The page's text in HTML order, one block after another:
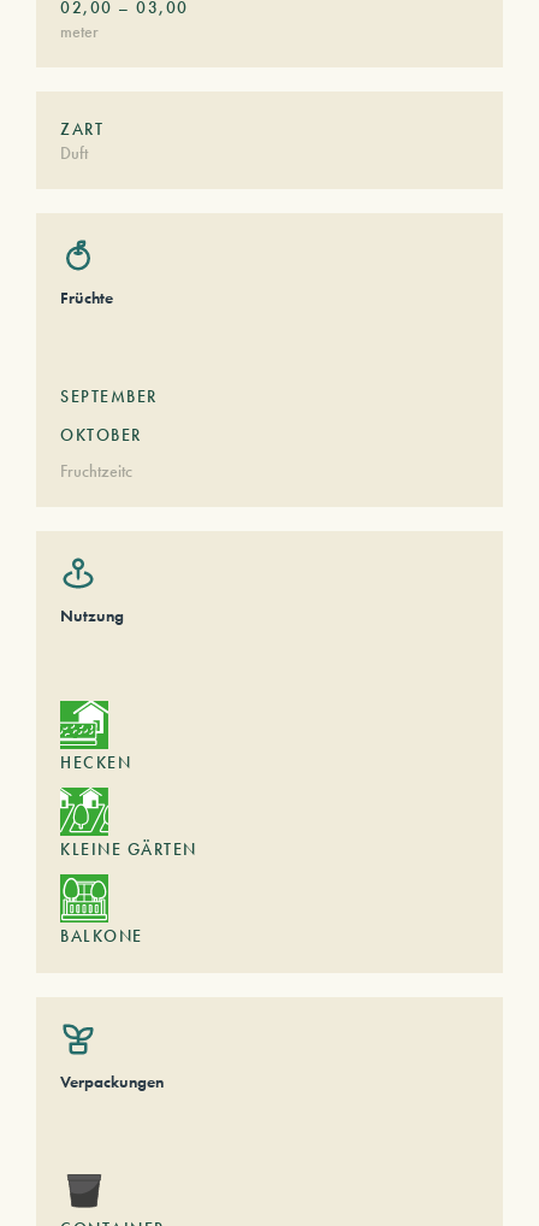
02,00 – 03,00
meter
ZART
Duft
Früchte
SEPTEMBER
OKTOBER
Fruchtzeitc
Nutzung
HECKEN
KLEINE GÄRTEN
BALKONE
Verpackungen